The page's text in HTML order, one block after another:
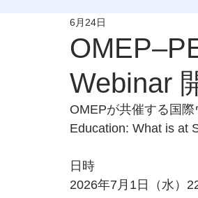
EXCO-COMMUNICATION
Webinar
6月24日
OMEPが共催する国
Education: What is at
日時
2026年7月1日（水）